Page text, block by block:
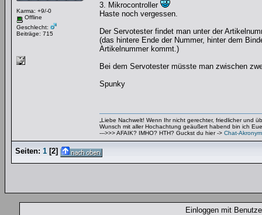
Karma: +9/-0
Offline
Geschlecht:
Beiträge: 715
3. Mikrocontroller
Haste noch vergessen.
Der Servotester findet man unter der
(das hintere Ende der Nummer, hinter dem
Artikelnummer kommt.)
Bei dem Servotester müsste man zwischen
Spunky
„Liebe Nachwelt! Wenn Ihr nicht gerechter, friedlicher und
Wunsch mit aller Hochachtung geäußert habend bin ich
--->>> AFAIK? IMHO? HTH? Guckst du hier -> Chat-
Seiten: 1 [2]
Einloggen mit